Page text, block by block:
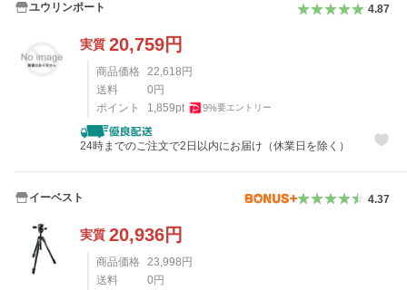
ユウリンポート 4.87
実質 20,759円
商品価格 22,618 円
送料
0 円
ポイント
1,859pt 9%要エントリー
24時までのご注文で2日以内にお届け（休業日を除く）
イーベスト 4.37
実質 20,936円
商品価格 23,998円
送料
0円